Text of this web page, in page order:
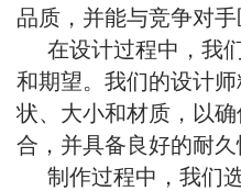
品质，并能与竞争对手
在设计过程中，我
和期望。我们的设计
状、大小和材质，以
合，并具备良好的耐久
制作过程中，我们